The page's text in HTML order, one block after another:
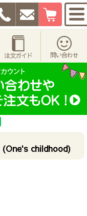
注文ガイド 問い合わせ
(One's childhood)